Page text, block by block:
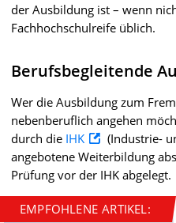
der Ausbildung ist – wenn
Fachhochschulreife üblich.
Berufsbegleitende
Wer die Ausbildung zum
nebenberuflich angehen
durch die IHK
(Industrie-
angebotene Weiterbildung
Prüfung vor der IHK abgelegt.
EMPFOHLENE ARTIKEL: